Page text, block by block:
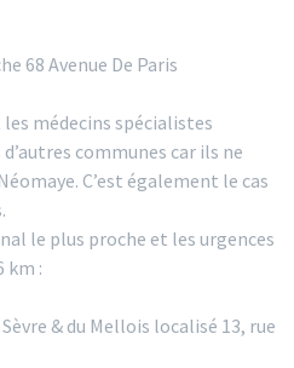
68 Avenue De Paris
médecins spécialistes
communes car ils ne
C’est également le cas
le plus proche et les urgences
km :
& du Mellois localisé 13, rue